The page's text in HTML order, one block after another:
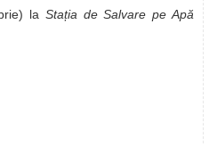
la Stația de Salvare pe Apă